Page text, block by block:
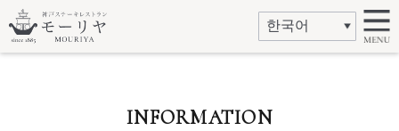
INFORMATION